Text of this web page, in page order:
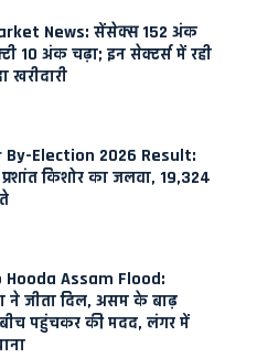
News: सेंसेक्स 152 अंक
10 अंक चढ़ा; इन सेक्टर्स में रही
खरीदारी
By-Election 2026 Result:
किशोर का जलवा, 19,324
Hooda Assam Flood:
ने जीता दिल, असम के बाढ़
बीच पहुंचकर की मदद, लंगर में